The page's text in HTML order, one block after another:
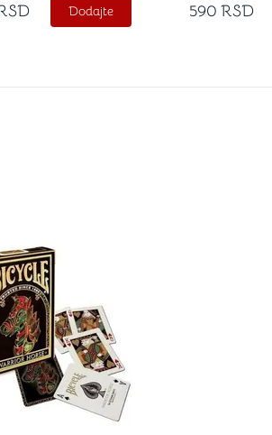
Dodajte 590 RSD
za dodavanje stvari u kategoriju omiljeno